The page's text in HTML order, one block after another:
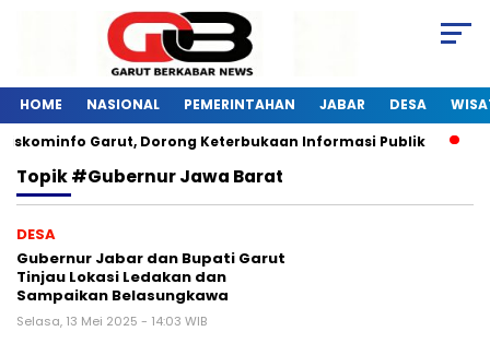
HOME NASIONAL PEMERINTAHAN JABAR DESA
Garut, Dorong Keterbukaan Informasi Publik
Topik#Gubernur Jawa Barat
DESA
Gubernur Jabar dan Bupati Garut
Tinjau Lokasi Ledakan dan
Sampaikan Belasungkawa
Selasa, 13 Mei 2025 - 14:03 WIB